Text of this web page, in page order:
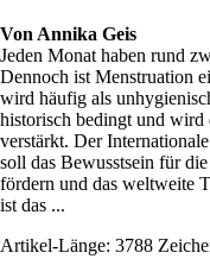
Von Annika Geis
Jeden Monat haben rund
Dennoch ist Menstruation
wird häufig als
historisch bedingt und wird
verstärkt. Der
soll das Bewusstsein für
fördern und das weltweite
ist das ...
Artikel-Länge: 3788